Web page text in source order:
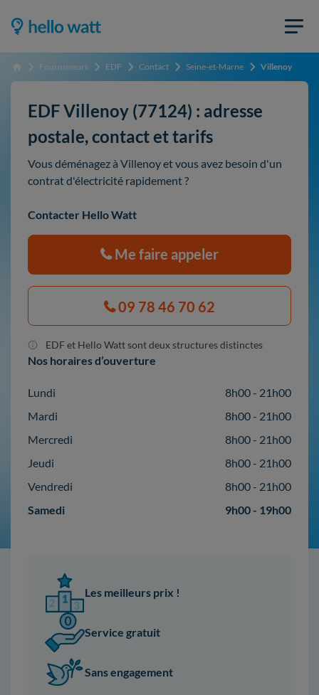
Accueil Fournisseurs EDF Contact Seine-et-Marne Villenoy
EDF Villenoy (77124) : adresse
postale, contact et tarifs
Vous déménagez à Villenoy et vous avez besoin d'un
contrat d'électricité rapidement ?
Contacter Hello Watt
Me faire appeler
09 78 46 70 62
EDF et Hello Watt sont deux structures distinctes
Nos horaires d’ouverture
Lundi
8h00 - 21h00
Mardi
8h00 - 21h00
Mercredi
8h00 - 21h00
Jeudi
8h00 - 21h00
Vendredi
8h00 - 21h00
Samedi
9h00 - 19h00
Les meilleurs prix !
Service gratuit
Sans engagement